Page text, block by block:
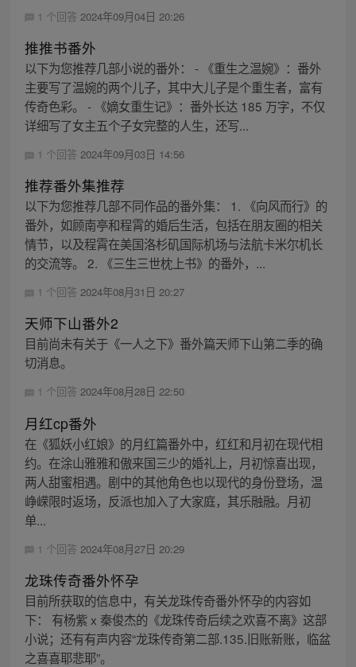
1 个回答 2024年09月04日 20:26
推推书番外
以下为您推荐几部小说的番外： - 《重生之温婉》：番外
主要写了温婉的两个儿子，其中大儿子是个重生者，富有
传奇色彩。 - 《嫡女重生记》：番外长达 185 万字，不仅
详细写了女主五个子女完整的人生，还写...
1 个回答 2024年09月03日 14:56
推荐番外集推荐
以下为您推荐几部不同作品的番外集： 1. 《向风而行》的
番外，如顾南亭和程霄的婚后生活，包括在朋友圈的相关
情节，以及程霄在美国洛杉矶国际机场与法航卡米尔机长
的交流等。 2. 《三生三世枕上书》的番外，...
1 个回答 2024年08月31日 20:27
天师下山番外2
目前尚未有关于《一人之下》番外篇天师下山第二季的确
切消息。
1 个回答 2024年08月28日 22:50
月红cp番外
在《狐妖小红娘》的月红篇番外中，红红和月初在现代相
约。在涂山雅雅和傲来国三少的婚礼上，月初惊喜出现，
两人甜蜜相遇。剧中的其他角色也以现代的身份登场，温
峥嵘限时返场，反派也加入了大家庭，其乐融融。月初
单...
1 个回答 2024年08月27日 20:29
龙珠传奇番外怀孕
目前所获取的信息中，有关龙珠传奇番外怀孕的内容如
下： 有杨紫 x 秦俊杰的《龙珠传奇后续之欢喜不离》这部
小说；还有有声内容“龙珠传奇第二部.135.旧账新账，临盆
之喜喜耶悲耶”。